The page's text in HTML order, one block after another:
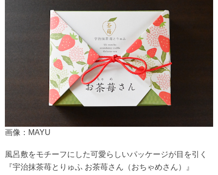
画像：MAYU
風呂敷をモチーフにした可愛らしいパッケージが目を引く
『宇治抹茶苺とりゅふ お茶苺さん（おちゃめさん）』